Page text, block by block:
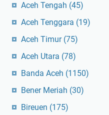
Aceh Tengah (45)
Aceh Tenggara (19)
Aceh Timur (75)
Aceh Utara (78)
Banda Aceh (1150)
Bener Meriah (30)
Bireuen (175)